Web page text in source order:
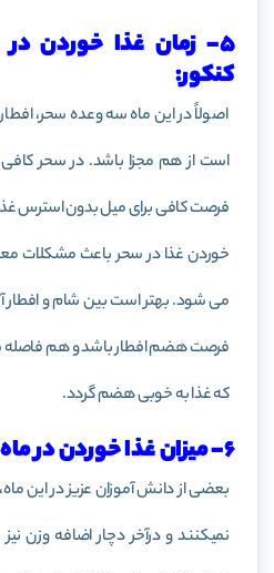
5- زمان غذا خوردن
کنکور:
اصولاً در این ماه سه وعده سحر،
است از هم مجزا باشد. در سحر
فرصت کافی برای میل بدون استرس
خوردن غذا در سحر باعث مشکلات
می­ شود. بهتر است بین شام و افطار
فرصت هضم افطار باشد و هم فاصله
که غذا به خوبی هضم گردد.
6- میزان غذا خوردن در ماه رمضان کنکور:
بعضی از دانش آموزان عزیز در این
نمی­کنند و درآخر دچار اضافه وزن